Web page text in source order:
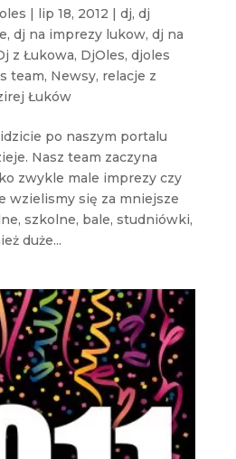
| lip 18, 2012 | dj, dj
, dj na imprezy lukow, dj na
z Łukowa, DjOles, djoles
team, Newsy, relacje z
Łuków
po naszym portalu
Nasz team zaczyna
zwykle male imprezy czy
wzielismy się za mniejsze
szkolne, bale, studniówki,
duże...